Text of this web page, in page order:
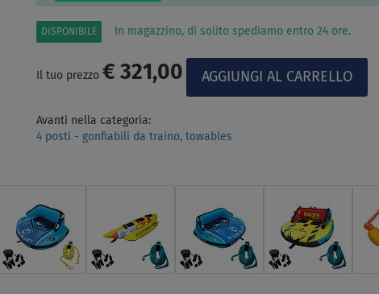
DISPONIBILE In magazzino, di solito spediamo entro 24 ore.
Il tuo prezzo € 321,00
Avanti nella categoria:
4 posti - gonfiabili da traino, towables